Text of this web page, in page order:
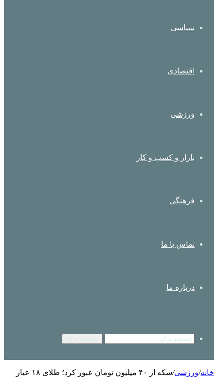
سیاسی
اقتصادی
ورزشی
بازار و کسب و کار
فرهنگی
تماس با ما
درباره ما
خانه/ورزشی/
سکه از ۴۰ میلیون تومان عبور کرد؛ طلای ۱۸ عیار